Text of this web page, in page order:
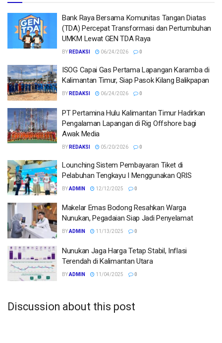
Bank Raya Bersama Komunitas Tangan Diatas
(TDA) Percepat Transformasi dan Pertumbuhan
UMKM Lewat GEN TDA Raya
BY REDAKSI 06/24/2026 0
ISOG Capai Gas Pertama Lapangan Karamba di
Kalimantan Timur, Siap Pasok Kilang Balikpapan
BY REDAKSI 06/24/2026 0
PT Pertamina Hulu Kalimantan Timur Hadirkan
Pengalaman Lapangan di Rig Offshore bagi
Awak Media
BY REDAKSI 05/20/2026 0
Lounching Sistem Pembayaran Tiket di
Pelabuhan Tengkayu I Menggunakan QRIS
BYADMIN 12/12/2025 0
Makelar Emas Bodong Resahkan Warga
Nunukan, Pegadaian Siap Jadi Penyelamat
BYADMIN 11/13/2025 0
Nunukan Jaga Harga Tetap Stabil, Inflasi
Terendah di Kalimantan Utara
BYADMIN 11/04/2025 0
Discussion about this post